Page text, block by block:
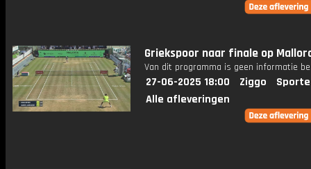
Griekspoor naar finale op
Van dit programma is geen informatie
27-06-2025 18:00 Ziggo
Alle afleveringen